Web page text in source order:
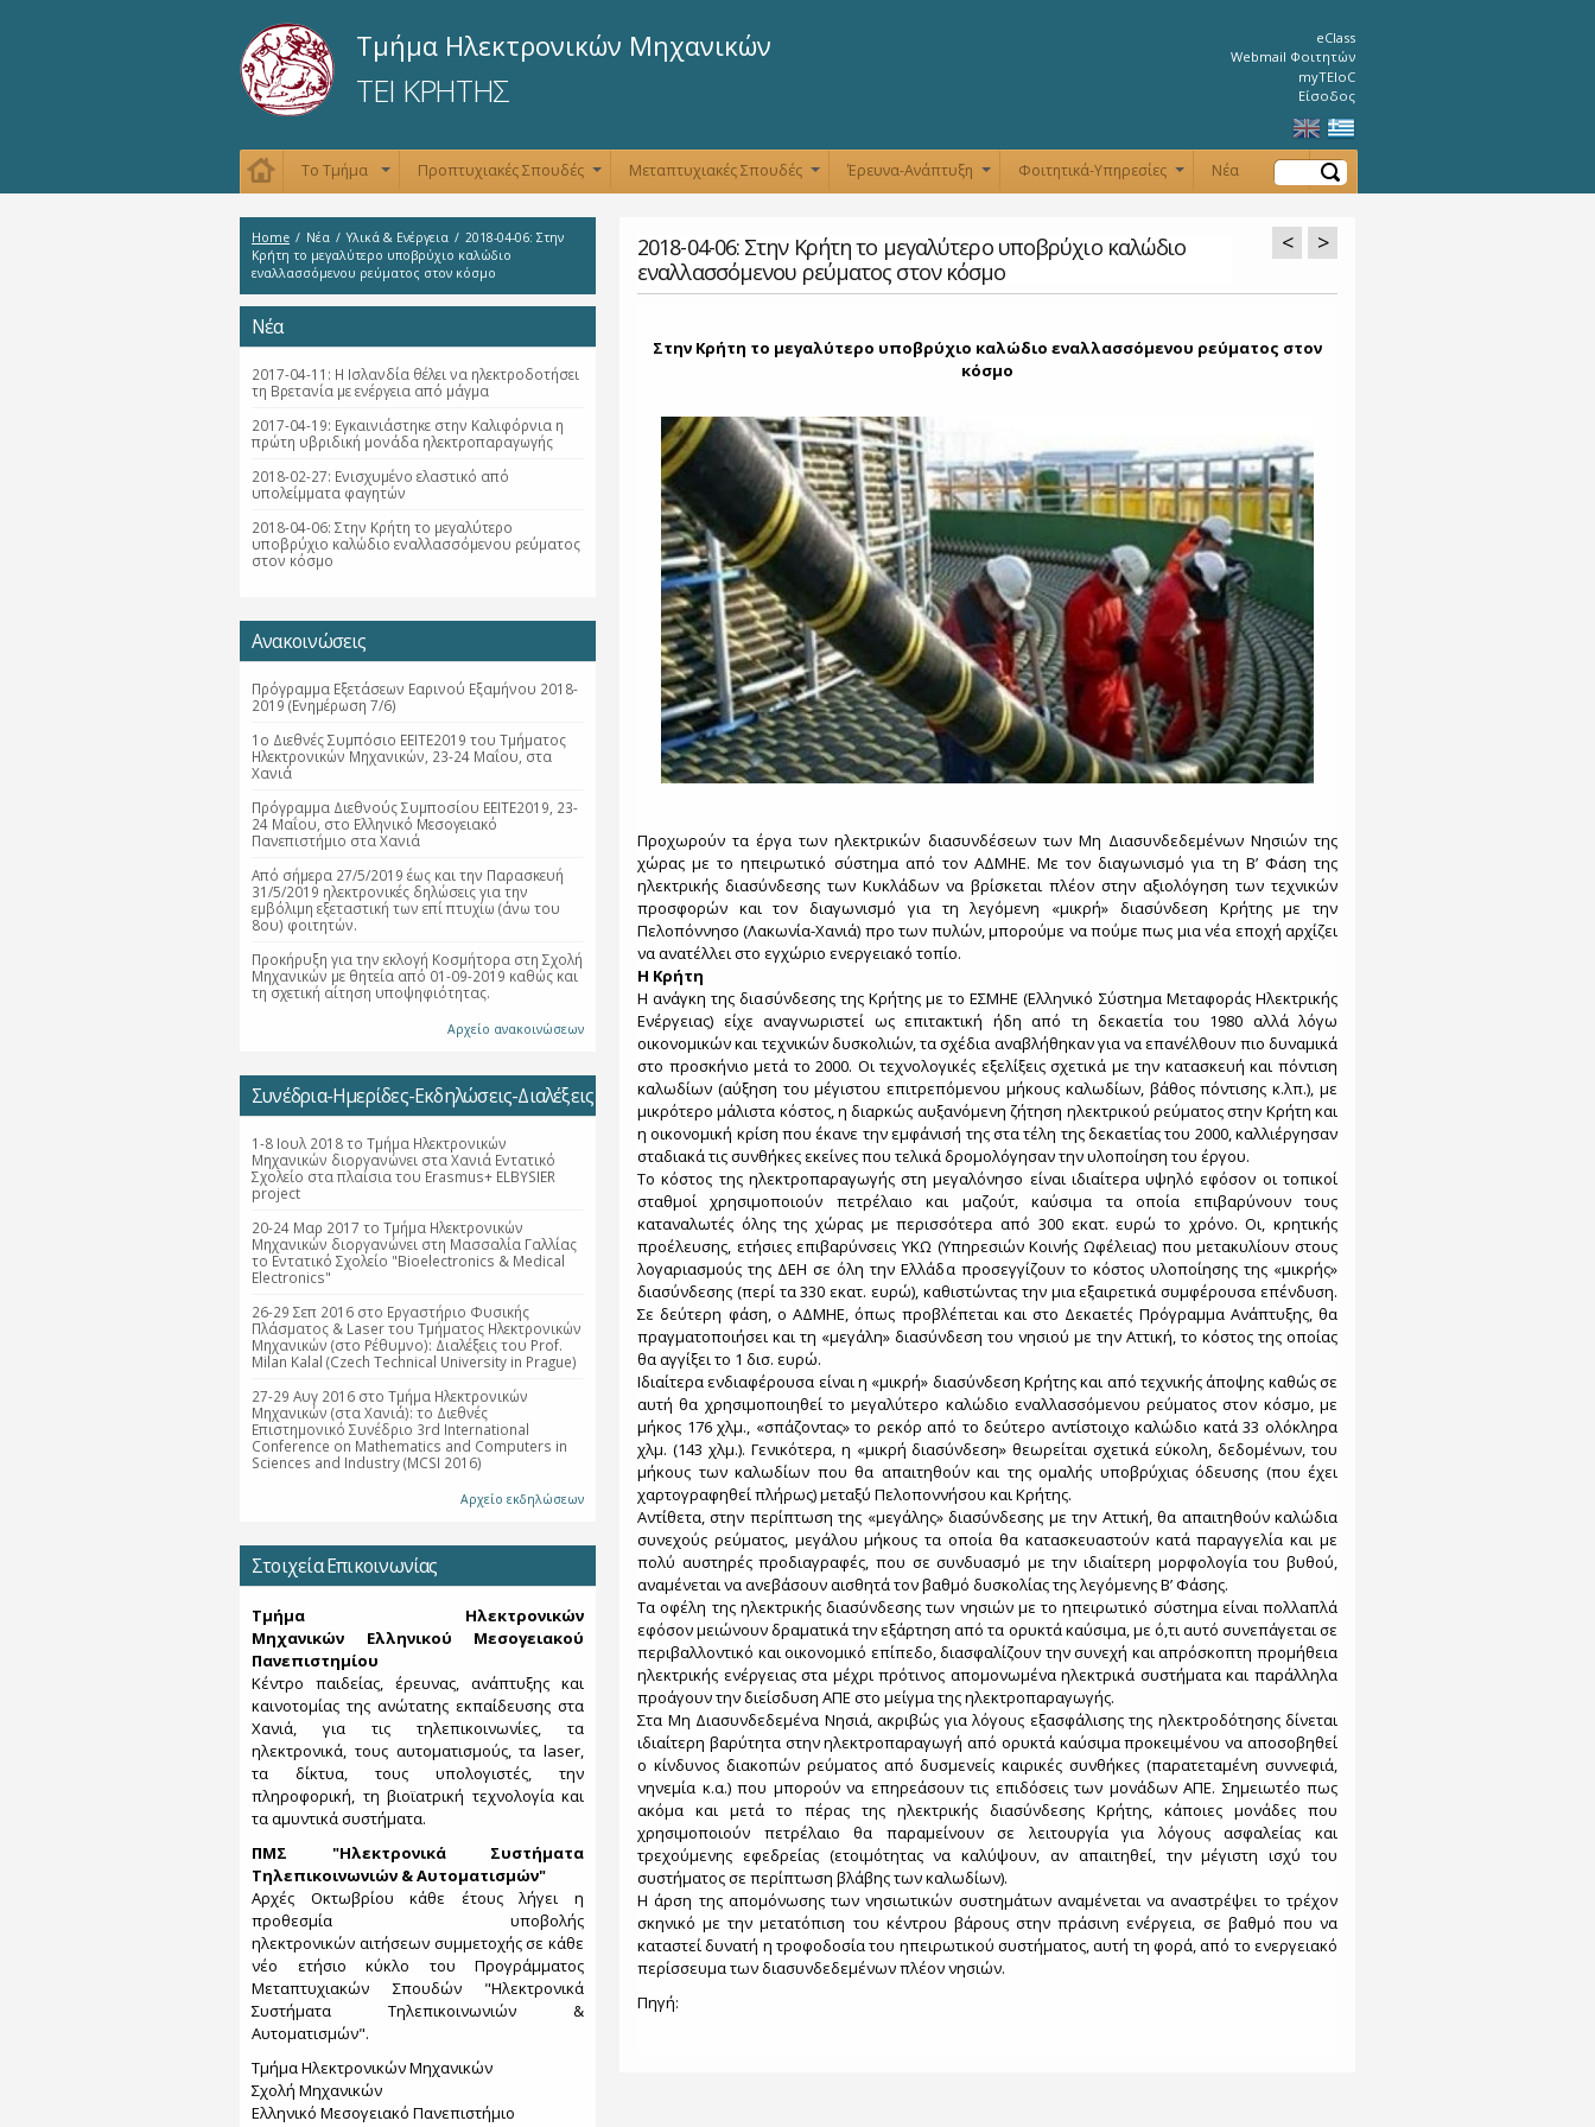
προς το
κυρίως
Τμήμα Ηλεκτρονικών Μηχανικών
ΤΕΙ ΚΡΗΤΗΣ
eClass
Webmail Φοιτητών
myTEIoC
Είσοδος
Το Τμήμα Προπτυχιακές Σπουδές Μεταπτυχιακές Σπουδές Έρευνα-Ανάπτυξη Φοιτητικά-Υπηρεσίες
+
Νέα Αναζήτηση
Home / Νέα / Υλικά & Ενέργεια / 2018-04-06: Στην
Κρήτη το μεγαλύτερο υποβρύχιο καλώδιο
εναλλασσόμενου ρεύματος στον κόσμο
Νέα
2017-04-11: Η Ισλανδία θέλει να ηλεκτροδοτήσει
τη Βρετανία με ενέργεια από μάγμα
2017-04-19: Εγκαινιάστηκε στην Καλιφόρνια η
πρώτη υβριδική μονάδα ηλεκτροπαραγωγής
2018-02-27: Ενισχυμένο ελαστικό από
υπολείμματα φαγητών
2018-04-06: Στην Κρήτη το μεγαλύτερο
υποβρύχιο καλώδιο εναλλασσόμενου ρεύματος
στον κόσμο
Ανακοινώσεις
Πρόγραμμα Εξετάσεων Εαρινού Εξαμήνου 2018-
2019 (Ενημέρωση 7/6)
1ο Διεθνές Συμπόσιο ΕΕΙΤΕ2019 του Τμήματος
Ηλεκτρονικών Μηχανικών, 23-24 Μαΐου, στα
Χανιά
Πρόγραμμα Διεθνούς Συμποσίου ΕΕΙΤΕ2019, 23-
24 Μαΐου, στο Ελληνικό Μεσογειακό
Πανεπιστήμιο στα Χανιά
Από σήμερα 27/5/2019 έως και την Παρασκευή
31/5/2019 ηλεκτρονικές δηλώσεις για την
εμβόλιμη εξεταστική των επί πτυχίω (άνω του
8ου) φοιτητών.
Προκήρυξη για την εκλογή Κοσμήτορα στη Σχολή
Μηχανικών με θητεία από 01-09-2019 καθώς και
τη σχετική αίτηση υποψηφιότητας.
Αρχείο ανακοινώσεων
Συνέδρια-Ημερίδες-Εκδηλώσεις-Διαλέξεις
1-8 Ιουλ 2018 το Τμήμα Ηλεκτρονικών
Μηχανικών διοργανώνει στα Χανιά Εντατικό
Σχολείο στα πλαίσια του Erasmus+ ELBYSIER
project
20-24 Μαρ 2017 το Τμήμα Ηλεκτρονικών
Μηχανικών διοργανώνει στη Μασσαλία Γαλλίας
το Εντατικό Σχολείο "Bioelectronics & Medical
Electronics"
26-29 Σεπ 2016 στο Εργαστήριο Φυσικής
Πλάσματος & Laser του Τμήματος Ηλεκτρονικών
Μηχανικών (στο Ρέθυμνο): Διαλέξεις του Prof.
Milan Kalal (Czech Technical University in Prague)
27-29 Αυγ 2016 στο Τμήμα Ηλεκτρονικών
Μηχανικών (στα Χανιά): το Διεθνές
Επιστημονικό Συνέδριο 3rd International
Conference on Mathematics and Computers in
Sciences and Industry (MCSI 2016)
Αρχείο εκδηλώσεων
Στοιχεία Επικοινωνίας
Τμήμα Ηλεκτρονικών
Μηχανικών Ελληνικού Μεσογειακού
Πανεπιστημίου
Κέντρο παιδείας, έρευνας, ανάπτυξης και
καινοτομίας της ανώτατης εκπαίδευσης στα
Χανιά, για τις τηλεπικοινωνίες, τα
ηλεκτρονικά, τους αυτοματισμούς, τα laser,
τα δίκτυα, τους υπολογιστές, την
πληροφορική, τη βιοϊατρική τεχνολογία και
τα αμυντικά συστήματα.
ΠΜΣ "Ηλεκτρονικά Συστήματα
Τηλεπικοινωνιών & Αυτοματισμών"
Αρχές Οκτωβρίου κάθε έτους λήγει η
προθεσμία υποβολής
ηλεκτρονικών αιτήσεων συμμετοχής σε κάθε
νέο ετήσιο κύκλο του Προγράμματος
Μεταπτυχιακών Σπουδών "Ηλεκτρονικά
Συστήματα Τηλεπικοινωνιών &
Αυτοματισμών".
Τμήμα Ηλεκτρονικών Μηχανικών
Σχολή Μηχανικών
Ελληνικό Μεσογειακό Πανεπιστήμιο
2018-04-06: Στην Κρήτη το μεγαλύτερο υποβρύχιο καλώδιο
εναλλασσόμενου ρεύματος στον κόσμο
< >
Στην Κρήτη το μεγαλύτερο υποβρύχιο καλώδιο εναλλασσόμενου ρεύματος στον
κόσμο
Προχωρούν τα έργα των ηλεκτρικών διασυνδέσεων των Μη Διασυνδεδεμένων Νησιών της
χώρας με το ηπειρωτικό σύστημα από τον ΑΔΜΗΕ. Με τον διαγωνισμό για τη Β’ Φάση της
ηλεκτρικής διασύνδεσης των Κυκλάδων να βρίσκεται πλέον στην αξιολόγηση των τεχνικών
προσφορών και τον διαγωνισμό για τη λεγόμενη «μικρή» διασύνδεση Κρήτης με την
Πελοπόννησο (Λακωνία-Χανιά) προ των πυλών, μπορούμε να πούμε πως μια νέα εποχή αρχίζει
να ανατέλλει στο εγχώριο ενεργειακό τοπίο.
Η Κρήτη
Η ανάγκη της διασύνδεσης της Κρήτης με το ΕΣΜΗΕ (Ελληνικό Σύστημα Μεταφοράς Ηλεκτρικής
Ενέργειας) είχε αναγνωριστεί ως επιτακτική ήδη από τη δεκαετία του 1980 αλλά λόγω
οικονομικών και τεχνικών δυσκολιών, τα σχέδια αναβλήθηκαν για να επανέλθουν πιο δυναμικά
στο προσκήνιο μετά το 2000. Οι τεχνολογικές εξελίξεις σχετικά με την κατασκευή και πόντιση
καλωδίων (αύξηση του μέγιστου επιτρεπόμενου μήκους καλωδίων, βάθος πόντισης κ.λπ.), με
μικρότερο μάλιστα κόστος, η διαρκώς αυξανόμενη ζήτηση ηλεκτρικού ρεύματος στην Κρήτη και
η οικονομική κρίση που έκανε την εμφάνισή της στα τέλη της δεκαετίας του 2000, καλλιέργησαν
σταδιακά τις συνθήκες εκείνες που τελικά δρομολόγησαν την υλοποίηση του έργου.
Το κόστος της ηλεκτροπαραγωγής στη μεγαλόνησο είναι ιδιαίτερα υψηλό εφόσον οι τοπικοί
σταθμοί χρησιμοποιούν πετρέλαιο και μαζούτ, καύσιμα τα οποία επιβαρύνουν τους
καταναλωτές όλης της χώρας με περισσότερα από 300 εκατ. ευρώ το χρόνο. Οι, κρητικής
προέλευσης, ετήσιες επιβαρύνσεις ΥΚΩ (Υπηρεσιών Κοινής Ωφέλειας) που μετακυλίουν στους
λογαριασμούς της ΔΕΗ σε όλη την Ελλάδα προσεγγίζουν το κόστος υλοποίησης της «μικρής»
διασύνδεσης (περί τα 330 εκατ. ευρώ), καθιστώντας την μια εξαιρετικά συμφέρουσα επένδυση.
Σε δεύτερη φάση, ο ΑΔΜΗΕ, όπως προβλέπεται και στο Δεκαετές Πρόγραμμα Ανάπτυξης, θα
πραγματοποιήσει και τη «μεγάλη» διασύνδεση του νησιού με την Αττική, το κόστος της οποίας
θα αγγίξει το 1 δισ. ευρώ.
Ιδιαίτερα ενδιαφέρουσα είναι η «μικρή» διασύνδεση Κρήτης και από τεχνικής άποψης καθώς σε
αυτή θα χρησιμοποιηθεί το μεγαλύτερο καλώδιο εναλλασσόμενου ρεύματος στον κόσμο, με
μήκος 176 χλμ., «σπάζοντας» το ρεκόρ από το δεύτερο αντίστοιχο καλώδιο κατά 33 ολόκληρα
χλμ. (143 χλμ.). Γενικότερα, η «μικρή διασύνδεση» θεωρείται σχετικά εύκολη, δεδομένων, του
μήκους των καλωδίων που θα απαιτηθούν και της ομαλής υποβρύχιας όδευσης (που έχει
χαρτογραφηθεί πλήρως) μεταξύ Πελοποννήσου και Κρήτης.
Αντίθετα, στην περίπτωση της «μεγάλης» διασύνδεσης με την Αττική, θα απαιτηθούν καλώδια
συνεχούς ρεύματος, μεγάλου μήκους τα οποία θα κατασκευαστούν κατά παραγγελία και με
πολύ αυστηρές προδιαγραφές, που σε συνδυασμό με την ιδιαίτερη μορφολογία του βυθού,
αναμένεται να ανεβάσουν αισθητά τον βαθμό δυσκολίας της λεγόμενης Β’ Φάσης.
Τα οφέλη της ηλεκτρικής διασύνδεσης των νησιών με το ηπειρωτικό σύστημα είναι πολλαπλά
εφόσον μειώνουν δραματικά την εξάρτηση από τα ορυκτά καύσιμα, με ό,τι αυτό συνεπάγεται σε
περιβαλλοντικό και οικονομικό επίπεδο, διασφαλίζουν την συνεχή και απρόσκοπτη προμήθεια
ηλεκτρικής ενέργειας στα μέχρι πρότινος απομονωμένα ηλεκτρικά συστήματα και παράλληλα
προάγουν την διείσδυση ΑΠΕ στο μείγμα της ηλεκτροπαραγωγής.
Στα Μη Διασυνδεδεμένα Νησιά, ακριβώς για λόγους εξασφάλισης της ηλεκτροδότησης δίνεται
ιδιαίτερη βαρύτητα στην ηλεκτροπαραγωγή από ορυκτά καύσιμα προκειμένου να αποσοβηθεί
ο κίνδυνος διακοπών ρεύματος από δυσμενείς καιρικές συνθήκες (παρατεταμένη συννεφιά,
νηνεμία κ.α.) που μπορούν να επηρεάσουν τις επιδόσεις των μονάδων ΑΠΕ. Σημειωτέο πως
ακόμα και μετά το πέρας της ηλεκτρικής διασύνδεσης Κρήτης, κάποιες μονάδες που
χρησιμοποιούν πετρέλαιο θα παραμείνουν σε λειτουργία για λόγους ασφαλείας και
τρεχούμενης εφεδρείας (ετοιμότητας να καλύψουν, αν απαιτηθεί, την μέγιστη ισχύ του
συστήματος σε περίπτωση βλάβης των καλωδίων).
Η άρση της απομόνωσης των νησιωτικών συστημάτων αναμένεται να αναστρέψει το τρέχον
σκηνικό με την μετατόπιση του κέντρου βάρους στην πράσινη ενέργεια, σε βαθμό που να
καταστεί δυνατή η τροφοδοσία του ηπειρωτικού συστήματος, αυτή τη φορά, από το ενεργειακό
περίσσευμα των διασυνδεδεμένων πλέον νησιών.
Πηγή: